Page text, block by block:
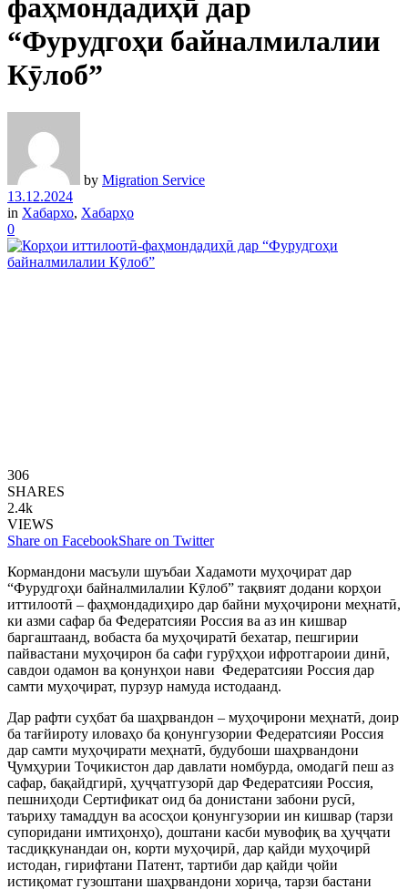
фаҳмондадиҳӣ дар
“Фурудгоҳи байналмилалии
Кӯлоб”
by Migration Service
13.12.2024
in Хабархо, Хабарҳо
0
306
SHARES
2.4k
VIEWS
Share on FacebookShare on Twitter
Кормандони масъули шуъбаи Хадамоти муҳоҷират дар
“Фурудгоҳи байналмилалии Кӯлоб” тақвият додани корҳои
иттилоотӣ – фаҳмондадиҳиро дар байни муҳоҷирони меҳнатӣ,
ки азми сафар ба Федератсияи Россия ва аз ин кишвар
баргаштаанд, вобаста ба муҳоҷиратӣ бехатар, пешгирии
пайвастани муҳоҷирон ба сафи гурӯҳҳои ифротгароии динӣ,
савдои одамон ва қонунҳои нави Федератсияи Россия дар
самти муҳоҷират, пурзур намуда истодаанд.
Дар рафти суҳбат ба шаҳрвандон – муҳоҷирони меҳнатӣ, доир
ба тағйироту иловаҳо ба қонунгузории Федератсияи Россия
дар самти муҳоҷирати меҳнатӣ, будубоши шаҳрвандони
Ҷумҳурии Тоҷикистон дар давлати номбурда, омодагӣ пеш аз
сафар, бақайдгирӣ, ҳуҷҷатгузорӣ дар Федератсияи Россия,
пешниҳоди Сертификат оид ба донистани забони русӣ,
таъриху тамаддун ва асосҳои қонунгузории ин кишвар (тарзи
супоридани имтиҳонҳо), доштани касби мувофиқ ва ҳуҷҷати
тасдиқкунандаи он, корти муҳоҷирӣ, дар қайди муҳоҷирӣ
истодан, гирифтани Патент, тартиби дар қайди ҷойи
истиқомат гузоштани шаҳрвандони хориҷа, тарзи бастани